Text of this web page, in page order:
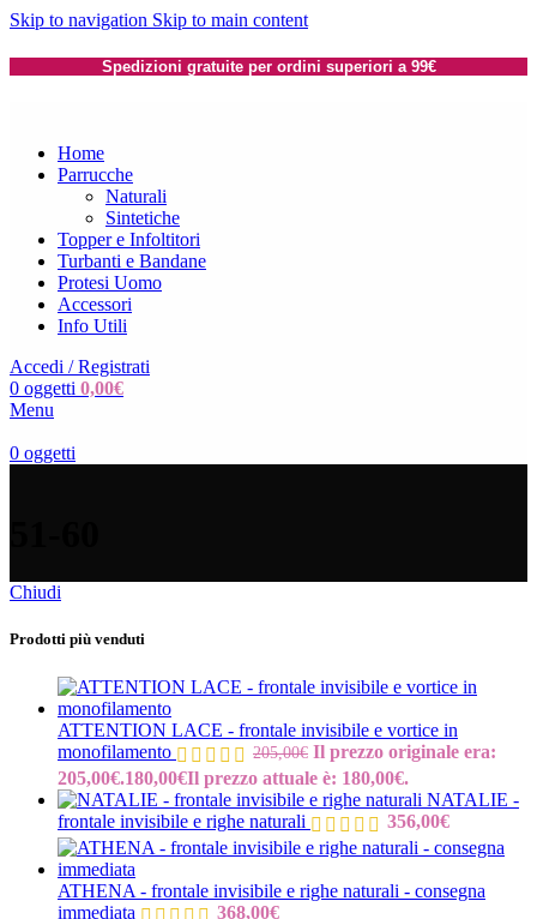
Skip to navigation Skip to main content
Spedizioni gratuite per ordini superiori a 99€
Home
Parrucche
Naturali
Sintetiche
Topper e Infoltitori
Turbanti e Bandane
Protesi Uomo
Accessori
Info Utili
Accedi / Registrati
0 oggetti 0,00€
Menu
0 oggetti
Chiudi
Prodotti più venduti
ATTENTION LACE - frontale invisibile e vortice in
monofilamento
205,00€ Il prezzo originale era:
205,00€.180,00€Il prezzo attuale è: 180,00€.
NATALIE -
frontale invisibile e righe naturali
356,00€
ATHENA - frontale invisibile e righe naturali - consegna
immediata
368,00€